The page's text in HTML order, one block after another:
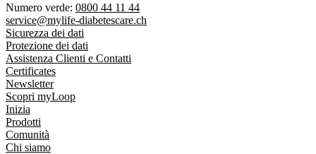
Numero verde: 0800 44 11 44
service@mylife-diabetescare.ch
Sicurezza dei dati
Protezione dei dati
Assistenza Clienti e Contatti
Certificates
Newsletter
Scopri myLoop
Inizia
Prodotti
Comunità
Chi siamo